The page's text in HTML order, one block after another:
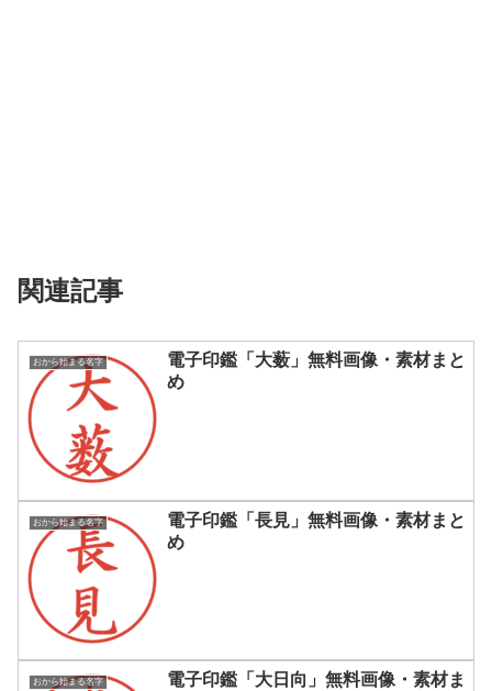
関連記事
おから始まる名字
電子印鑑「大薮」無料画像・素材まと
め
おから始まる名字
電子印鑑「長見」無料画像・素材まと
め
おから始まる名字
電子印鑑「大日向」無料画像・素材ま